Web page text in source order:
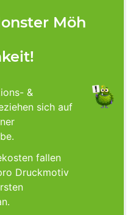
Möh
&
sich auf
fallen
Druckmotiv